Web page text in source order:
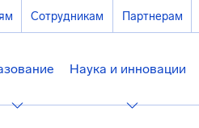
Сотрудникам Партнерам
Наука и инновации